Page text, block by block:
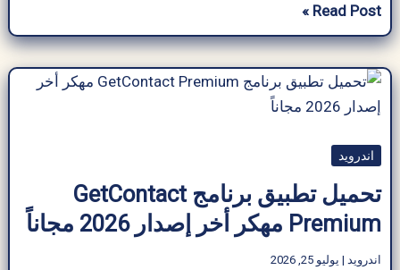
تحميل
مايكروسوفت
2016
مفعل
الحياة
للكمبيوتر
موقع
ميديا
Read Post »
اندرويد
تحميل تطبيق برنامج GetContact
Premium مهكر أخر إصدار 2026 مجاناً
اندرويد | يوليو 25, 2026